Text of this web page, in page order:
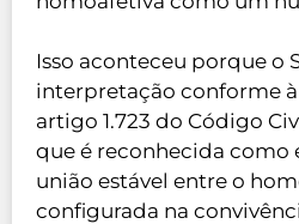
Isso aconteceu porque o
interpretação conforme
artigo 1.723 do Código
que é reconhecida como
união estável entre o
configurada na